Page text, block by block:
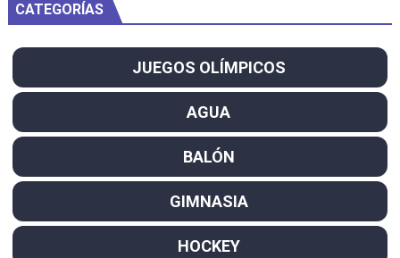
CATEGORÍAS
JUEGOS OLÍMPICOS
AGUA
BALÓN
GIMNASIA
HOCKEY